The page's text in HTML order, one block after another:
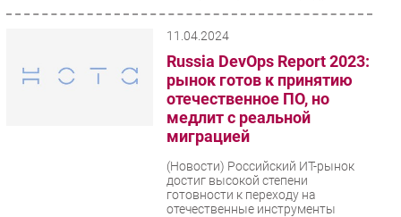
11.04.2024
Russia DevOps Report 2023:
рынок готов к принятию
отечественное ПО, но
медлит с реальной
миграцией
(Новости) Российский ИТ-рынок
достиг высокой степени
готовности к переходу на
отечественные инструменты